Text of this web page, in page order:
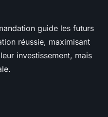
guide les futurs
réussie, maximisant
investissement, mais